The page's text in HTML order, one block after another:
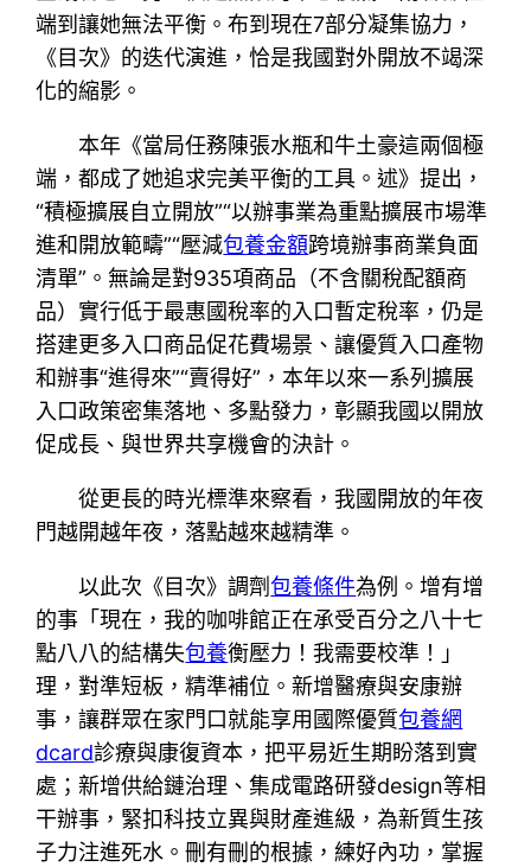
端到讓她無法平衡。布到現在7部分凝集協力，
《目次》的迭代演進，恰是我國對外開放不竭深
化的縮影。
本年《當局任務陳張水瓶和牛土豪這兩個極
端，都成了她追求完美平衡的工具。述》提出，
“積極擴展自立開放”“以辦事業為重點擴展市場準
進和開放範疇”“壓減包養金額跨境辦事商業負面
清單”。無論是對935項商品（不含關稅配額商
品）實行低于最惠國稅率的入口暫定稅率，仍是
搭建更多入口商品促花費場景、讓優質入口產物
和辦事“進得來”“賣得好”，本年以來一系列擴展
入口政策密集落地、多點發力，彰顯我國以開放
促成長、與世界共享機會的決計。
從更長的時光標準來察看，我國開放的年夜
門越開越年夜，落點越來越精準。
以此次《目次》調劑包養條件為例。增有增
的事「現在，我的咖啡館正在承受百分之八十七
點八八的結構失包養衡壓力！我需要校準！」
理，對準短板，精準補位。新增醫療與安康辦
事，讓群眾在家門口就能享用國際優質包養網
dcard診療與康復資本，把平易近生期盼落到實
處；新增供給鏈治理、集成電路研發design等相
干辦事，緊扣科技立異與財產進級，為新質生孩
子力注進死水。刪有刪的根據，練好內功，掌握